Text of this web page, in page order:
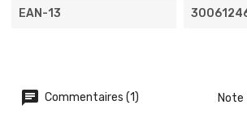
EAN-13
Commentaires (1) Note